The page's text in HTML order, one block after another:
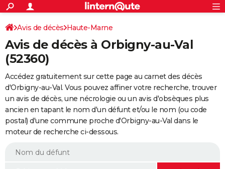
ACTUALITÉS
Politique
Société
Faits Divers
Education
Monde
Villes
+
SPORT
Coupe du monde 2026
Football
Tennis
Cyclisme
Rugby
Forum
FINANCE
Retraite
Impôts
Epargne
Immobilier
Risques naturels par ville
Banque
Assurance
Crédit
Essais
Réserver un essai
Citadines
Berlines
SUV
Forum auto
+
HIGH-TECH
Mobiles
Meilleur smartphone
Internet
Ordinateurs
Jeux vidéo
Guide high-tech
+BRICOLAGE
Forum
Aménagement intérieur
Extérieur
Cuisine
Salle de bains
Jardinage
Rangement
WEEK-END
S'inscrire
Connexion
Avis de décès Haute-Marne
Avis de décès à Orbigny-au-Val
(52360)
Accédez gratuitement sur cette page au carnet des décès
d'Orbigny-au-Val. Vous pouvez affiner votre recherche, trouver
un avis de décès, une nécrologie ou un avis d'obsèques plus
ancien en tapant le nom d'un défunt et/ou le nom (ou code
postal) d'une commune proche d'Orbigny-au-Val dans le
moteur de recherche ci-dessous.